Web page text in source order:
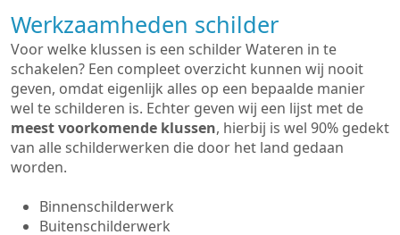
Werkzaamheden schilder
Voor welke klussen is een schilder Wateren in te
schakelen? Een compleet overzicht kunnen wij nooit
geven, omdat eigenlijk alles op een bepaalde manier
wel te schilderen is. Echter geven wij een lijst met de
meest voorkomende klussen, hierbij is wel 90% gedekt
van alle schilderwerken die door het land gedaan
worden.
Binnenschilderwerk
Buitenschilderwerk